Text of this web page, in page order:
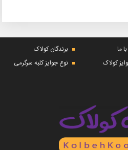
ما
برندگان کولاک
کولاک
نوع جوایز کلبه سرگرمی